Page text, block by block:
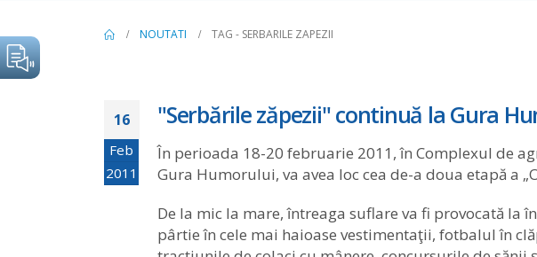
NOUTATI TAG - SERBARILE ZAPEZII
16
Feb
2011
"Serbările zăpezii" continuă la Gura
În perioada 18-20 februarie 2011, în Complexul de
Gura Humorului, va avea loc cea de-a doua etapă a
De la mic la mare, întreaga suflare va fi provocată la
pârtie în cele mai haioase vestimentaţii, fotbalul în